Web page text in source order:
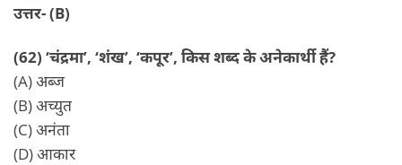
उत्तर- (B)
(62) ‘चंद्रमा’, ‘शंख’, ‘कपूर’, किस शब्द के अनेकार्थी हैं?
(A) अब्ज
(B) अच्युत
(C) अनंता
(D) आकार